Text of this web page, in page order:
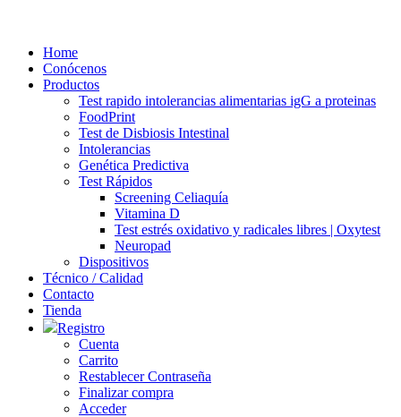
contenidoHome
Conócenos
Productos
Test rapido intolerancias alimentarias igG a proteinas
FoodPrint
Test de Disbiosis Intestinal
Intolerancias
Genética Predictiva
Test Rápidos
Screening Celiaquía
Vitamina D
Test estrés oxidativo y radicales libres | Oxytest
Neuropad
Dispositivos
Técnico / Calidad
Contacto
Tienda
Registro
Cuenta
Carrito
Restablecer Contraseña
Finalizar compra
Acceder